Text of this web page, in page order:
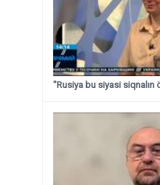
"Rusiya bu siyasi siqnalın